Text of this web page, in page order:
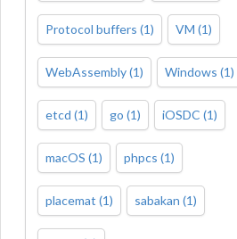
Protocol buffers (1) VM (1)
WebAssembly(1) Windows (1)
etcd (1) go (1) iOSDC (1)
macOS (1) phpcs (1)
placemat (1) sabakan (1)